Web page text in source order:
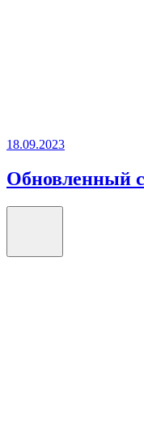
18.09.2023
Обновленный